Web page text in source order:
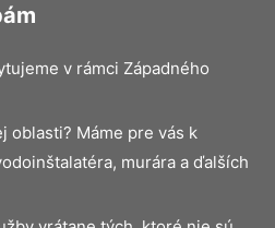
v rámci Západného
oblasti? Máme pre vás k
murára a ďalších